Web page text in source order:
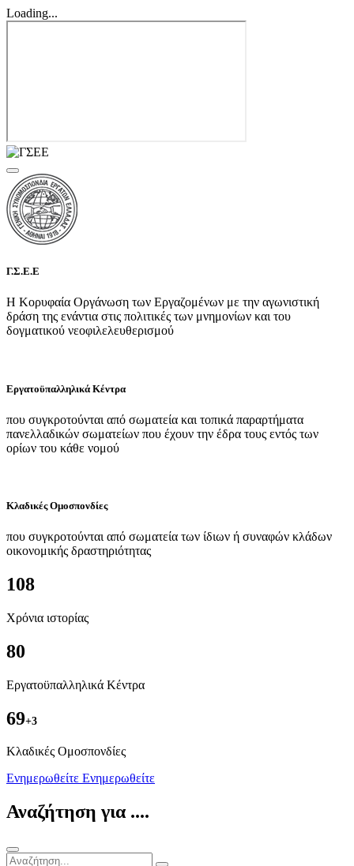
Loading...
Γ.Σ.Ε.Ε
Η Κορυφαία Οργάνωση των Εργαζομένων με την αγωνιστική
δράση της ενάντια στις πολιτικές των μνημονίων και του
δογματικού νεοφιλελευθερισμού
Εργατοϋπαλληλικά Κέντρα
που συγκροτούνται από σωματεία και τοπικά παραρτήματα
πανελλαδικών σωματείων που έχουν την έδρα τους εντός των
ορίων του κάθε νομού
Κλαδικές Ομοσπονδίες
που συγκροτούνται από σωματεία των ίδιων ή συναφών κλάδων
οικονομικής δραστηριότητας
108
Χρόνια ιστορίας
80
Εργατοϋπαλληλικά Κέντρα
69+3
Kλαδικές Ομοσπονδίες
Ενημερωθείτε Ενημερωθείτε
Αναζήτηση για ....